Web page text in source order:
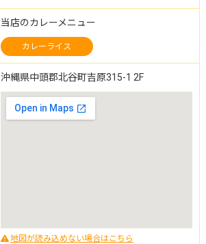
当店のカレーメニュー
カレーライス
沖縄県中頭郡北谷町吉原315-1 2F
地図が読み込めない場合はこちら